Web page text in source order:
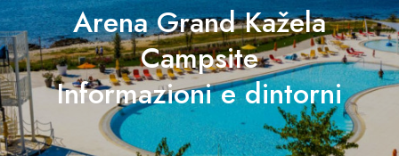
Arena Grand Kažela
Campsite
Informazioni e dintorni